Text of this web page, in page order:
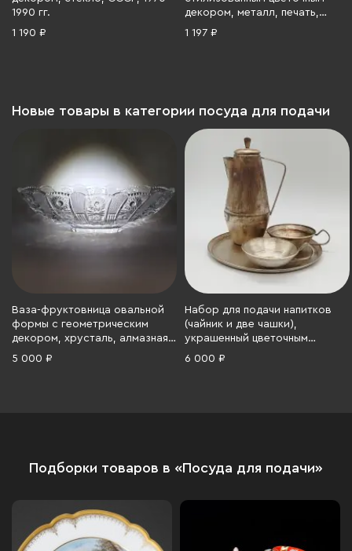
1990 гг.
1 190 ₽
декором, металл, печать,
СССР, 1970-1990 гг.
1 197 ₽
Новые товары в категории посуда для подачи
Ваза-фруктовница овальной
формы с геометрическим
декором, хрусталь, алмазная
грань, СССР, 1960-1980 гг.
5 000 ₽
Набор для подачи напитков
(чайник и две чашки),
украшенный цветочным
декором, металл, 1970-1990 гг.
6 000 ₽
Подборки товаров в «Посуда для подачи»